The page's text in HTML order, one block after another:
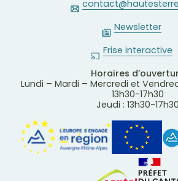
Newsletter
Frise interactive
Horaires
Lundi – Mardi – Mercredi et
13h30-17h30
Jeudi : 13h30-17h30